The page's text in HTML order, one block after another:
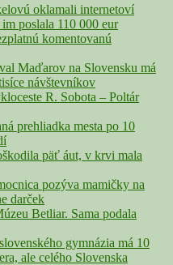
oklamali internetoví
poslala 110 000 eur
komentovanú
Maďarov na Slovensku má
návštevníkov
R. Sobota – Poltár
prehliadka mesta po 10
päť áut, v krvi mala
pozýva mamičky na
darček
Betliar. Sama podala
gymnázia má 10
ale celého Slovenska